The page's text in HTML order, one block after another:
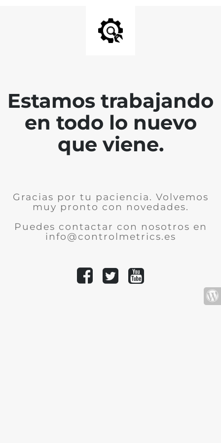
Estamos trabajando
en todo lo nuevo
que viene.
Gracias por tu paciencia. Volvemos
muy pronto con novedades.
Puedes contactar con nosotros en
info@controlmetrics.es